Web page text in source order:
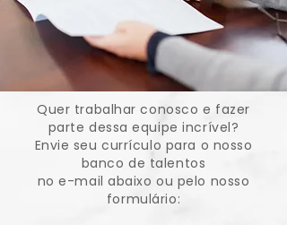
Quer trabalhar conosco e fazer
parte dessa equipe incrível?
Envie seu currículo para o nosso
banco de talentos
no e-mail abaixo ou pelo nosso
formulário: